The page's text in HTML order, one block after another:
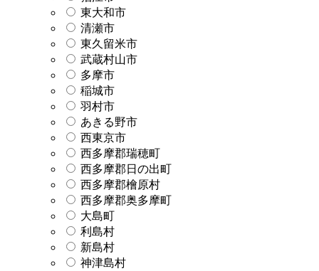
東大和市
清瀬市
東久留米市
武蔵村山市
多摩市
稲城市
羽村市
あきる野市
西東京市
西多摩郡瑞穂町
西多摩郡日の出町
西多摩郡檜原村
西多摩郡奥多摩町
大島町
利島村
新島村
神津島村